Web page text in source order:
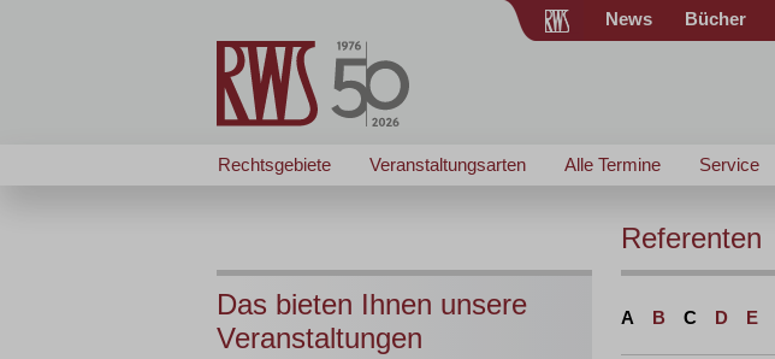
News Bücher
Rechtsgebiete Veranstaltungsarten Alle Termine Service
Das bieten Ihnen unsere
Veranstaltungen
Referenten
A B C D E